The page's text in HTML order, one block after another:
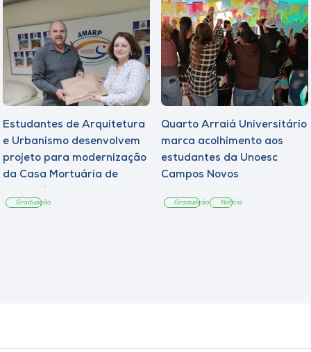
Estudantes de Arquitetura
e Urbanismo desenvolvem
projeto para modernização
da Casa Mortuária de
Graduação
Quarto Arraiá Universitário
marca acolhimento aos
estudantes da Unoesc
Campos Novos
Graduação Notícia